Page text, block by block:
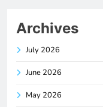
Archives
July 2026
June 2026
May 2026